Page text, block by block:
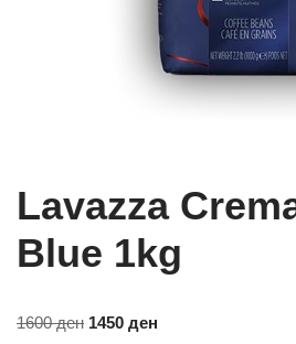
Lavazza
Blue 1kg
1600ден 1450 ден